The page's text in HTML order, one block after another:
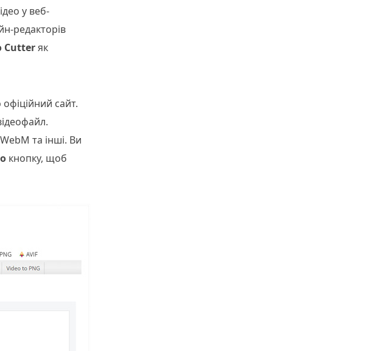
у веб-
редакторів
Cutterяк
сайт.
та інші. Ви
кнопку, щоб